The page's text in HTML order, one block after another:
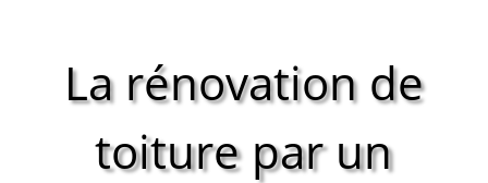
La rénovation de
toiture par un